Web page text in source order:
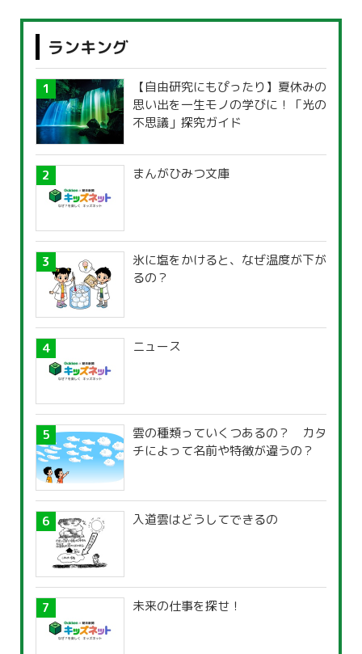
ランキング
【自由研究にもぴったり】夏休みの
思い出を一生モノの学びに！「光の
不思議」探究ガイド
まんがひみつ文庫
氷に塩をかけると、なぜ温度が下が
るの？
ニュース
雲の種類っていくつあるの？ カタ
チによって名前や特徴が違うの？
入道雲はどうしてできるの
未来の仕事を探せ！